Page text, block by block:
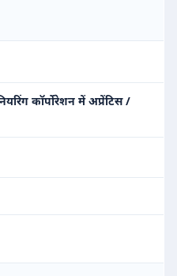
कॉर्पोरेशन में अप्रेंटिस /